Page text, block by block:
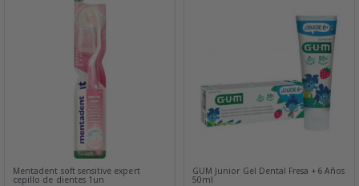
Mentadent soft sensitive expert
cepillo de dientes 1un
GUM Junior Gel Dental Fresa +6 Años
50ml